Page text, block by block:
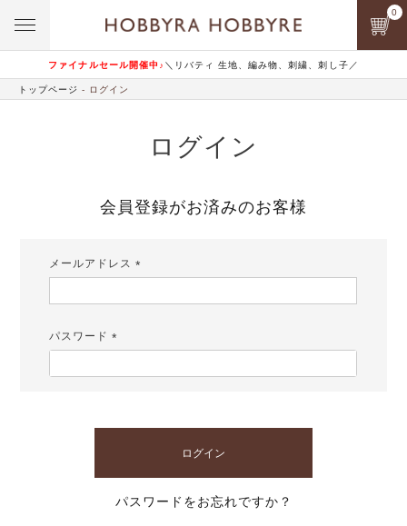
ファイナルセール開催中♪ ＼リバティ 生地、編み物、刺繍、刺し子／
0
トップページ ログイン
ログイン
会員登録がお済みのお客様
メールアドレス
パスワード
ログイン
パスワードをお忘れですか？